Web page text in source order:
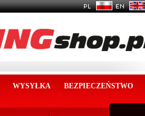
WYSYŁKA BEZPIECZEŃSTWO